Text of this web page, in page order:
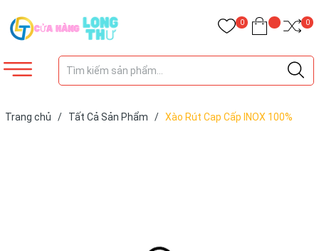
0 0
Trang chủ / Tất Cả Sản Phẩm / Xào Rút Cap Cấp INOX 100%